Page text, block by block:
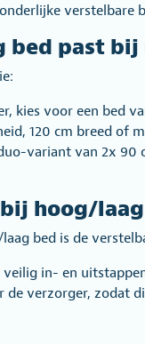
verstelbare
bed past bij
kies voor een bed
120 cm breed of
variant van 2x
hoog/
bed is de
in- en
verzorger, zodat